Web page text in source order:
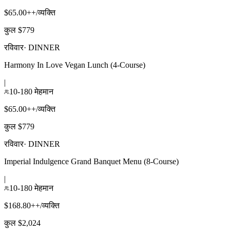
$65.00++/व्यक्ति
कुल $779
रविवार· DINNER
Harmony In Love Vegan Lunch (4-Course)
|
10-180 मेहमान
$65.00++/व्यक्ति
कुल $779
रविवार· DINNER
Imperial Indulgence Grand Banquet Menu (8-Course)
|
10-180 मेहमान
$168.80++/व्यक्ति
कुल $2,024